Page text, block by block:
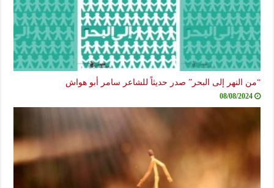
“من النهر إلى البحر” صدر حديثاً للشاعر سامر أبو هواش
08/08/2024